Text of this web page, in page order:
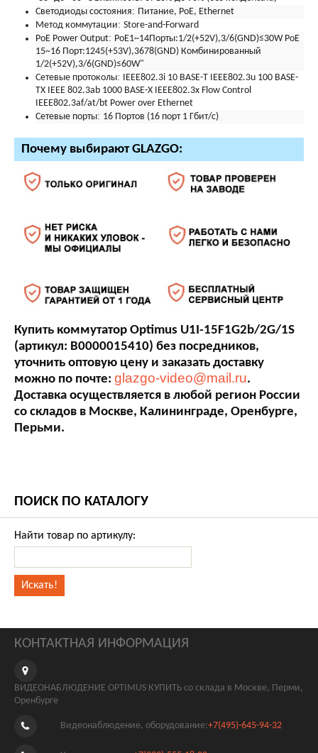
Светодиоды состояния: Питание, PoE, Ethernet
Метод коммутации: Store-and-Forward
PoE Power Output: PoE1~14Порты:1/2(+52V),3/6(GND)≤30W PoE
15~16 Порт:1245(+53V),3678(GND) Комбинированный
1/2(+52V),3/6(GND)≤60W"
Сетевые протоколы: IEEE802.3i 10 BASE-T IEEE802.3u 100 BASE-
TX IEEE 802.3ab 1000 BASE-X IEEE802.3x Flow Control
IEEE802.3af/at/bt Power over Ethernet
Сетевые порты: 16 Портов (16 порт 1 Гбит/с)
Почему выбирают GLAZGO:
Купить коммутатор Optimus U1I-15F1G2b/2G/1S
(артикул: В0000015410) без посредников,
уточнить оптовую цену и заказать доставку
можно по почте: glazgo-video@mail.ru.
Доставка осуществляется в любой регион России
со складов в Москве, Калининграде, Оренбурге,
Перьми.
ПОИСК ПО КАТАЛОГУ
Найти товар по артикулу:
КОНТАКТНАЯ ИНФОРМАЦИЯ
ВИДЕОНАБЛЮДЕНИЕ OPTIMUS КУПИТЬ со склада в Москве, Перми,
Оренбурге
Видеонаблюдение, оборудование:+7(495)-645-94-32